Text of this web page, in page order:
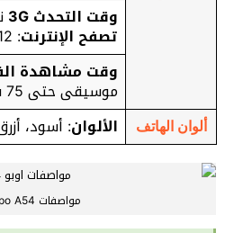
وقت التحدث 3G
تصفح الإنترنت: 12 ساعات
وقت مشاهدة
موسيقى حتى 75 ساعة
ألوان الهاتف الألوان: أسود،
مواصفات Oppo A54